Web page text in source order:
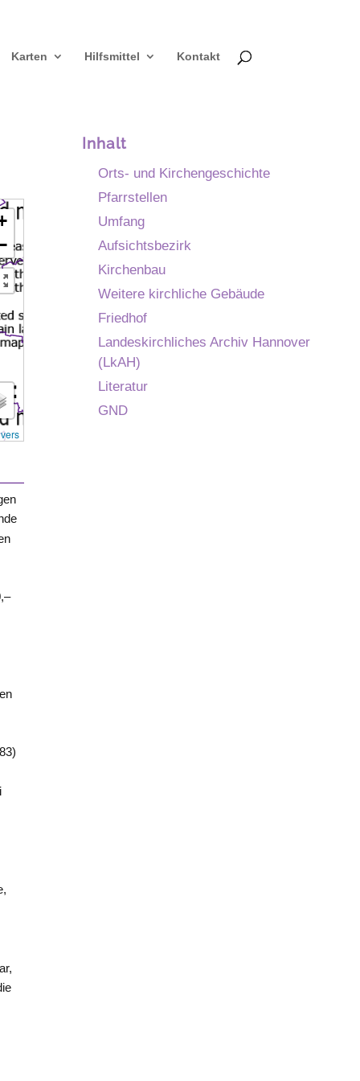
Karten Hilfsmittel Kontakt
Inhalt
Orts- und Kirchengeschichte
Pfarrstellen
Umfang
Aufsichtsbezirk
Kirchenbau
Weitere kirchliche Gebäude
Friedhof
Landeskirchliches Archiv Hannover
(LkAH)
Literatur
GND